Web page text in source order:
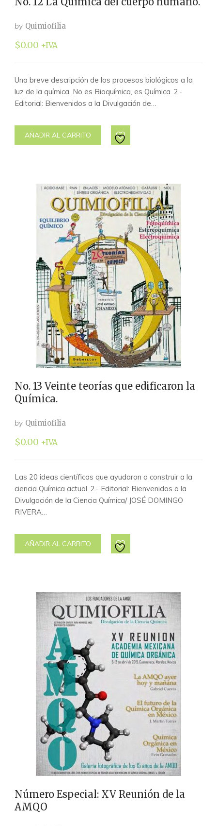
by Quimiofilia
$0.00 +IVA
Una breve descripción de los procesos biológicos a la
luz de la química. No es Bioquímica, es Química. 2.-
Editorial: Bienvenidos a la Divulgación de…
AÑADIR AL CARRITO
No. 13 Veinte teorías que edificaron la
Química.
by Quimiofilia
$0.00 +IVA
Las 20 ideas científicas que ayudaron a construir a la
ciencia Química actual. 2.- Editorial: Bienvenidos a la
Divulgación de la Ciencia Química/ JOSÉ DOMINGO
RIVERA…
AÑADIR AL CARRITO
Número Especial: XV Reunión de la
AMQO